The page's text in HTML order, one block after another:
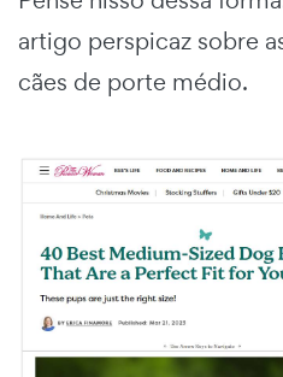
artigo perspicaz sobre
cães de porte médio.